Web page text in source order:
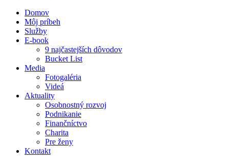
Domov
Môj príbeh
Služby
E-book
9 najčastejších dôvodov
Bucket List
Media
Fotogaléria
Videá
Aktuality
Osobnostný rozvoj
Podnikanie
Finančníctvo
Charita
Pre ženy
Kontakt